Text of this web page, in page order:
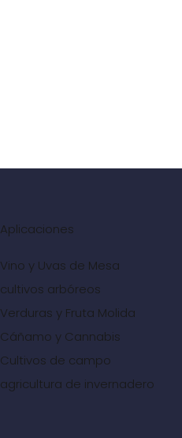
Aplicaciones
Vino y Uvas de Mesa
cultivos arbóreos
Verduras y Fruta Molida
Cáñamo y Cannabis
Cultivos de campo
agricultura de invernadero